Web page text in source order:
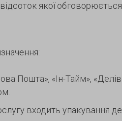
якої
Пошта», «Ін-Тайм»,
входить упакування